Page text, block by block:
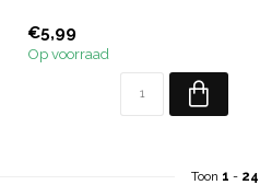
€5,99
Op voorraad
Toon 1 - 24